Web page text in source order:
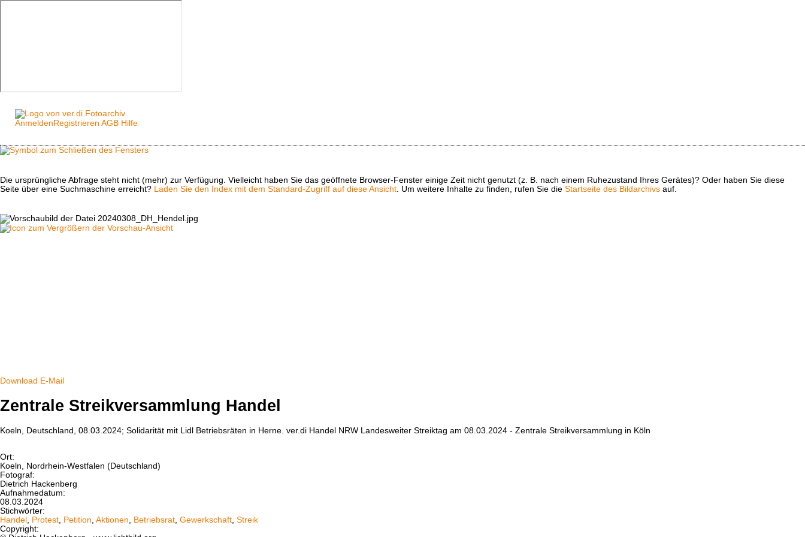
Anmelden Registrieren AGB Hilfe
Die ursprüngliche Abfrage steht nicht (mehr) zur Verfügung. Vielleicht haben Sie das geöffnete Browser-Fenster einige Zeit nicht genutzt (z. B. nach einem Ruhezustand Ihres Gerätes)? Oder haben Sie diese
Seite über eine Suchmaschine erreicht? Laden Sie den Index mit dem Standard-Zugriff auf diese Ansicht. Um weitere Inhalte zu finden, rufen Sie die Startseite des Bildarchivs auf.
Download E-Mail
Zentrale Streikversammlung Handel
Koeln, Deutschland, 08.03.2024; Solidarität mit Lidl Betriebsräten in Herne. ver.di Handel NRW Landesweiter Streiktag am 08.03.2024 - Zentrale Streikversammlung in Köln
Ort:
Koeln, Nordrhein-Westfalen (Deutschland)
Fotograf:
Dietrich Hackenberg
Aufnahmedatum:
08.03.2024
Stichwörter:
Handel , Protest, Petition, Aktionen, Betriebsrat, Gewerkschaft, Streik
Copyright: